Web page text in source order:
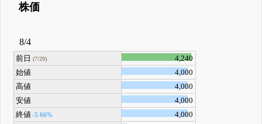
株価
8/4
前日 (7/29)
4,240
始値
4,000
高値
4,000
安値
4,000
終値-5.66%
4,000